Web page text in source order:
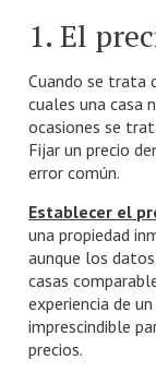
1. El
Cuando se trata
cuales una casa
ocasiones se
Fijar un precio
error común.
Establecer el
una propiedad
aunque los
casas
experiencia de
imprescindible
precios.